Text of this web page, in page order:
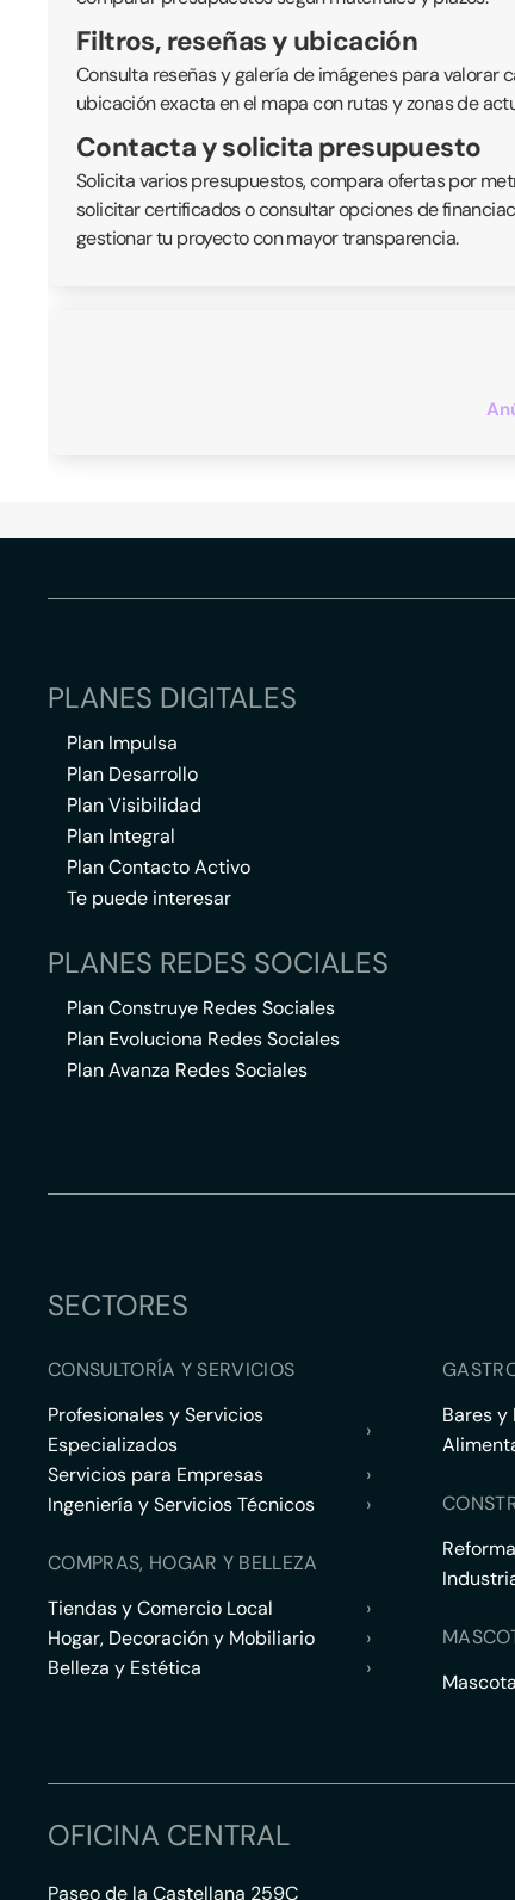
Filtros, reseñas y ubicación
Consulta reseñas y galería de imágenes para valorar
ubicación exacta en el mapa con rutas y zonas de
Contacta y solicita presupuesto
Solicita varios presupuestos, compara ofertas por
solicitar certificados o consultar opciones de
gestionar tu proyecto con mayor transparencia.
PLANES DIGITALES
Plan Impulsa
Plan Desarrollo
Plan Visibilidad
Plan Integral
Plan Contacto Activo
Te puede interesar
PLANES REDES SOCIALES
Plan Construye Redes Sociales
Plan Evoluciona Redes Sociales
Plan Avanza Redes Sociales
SECTORES
CONSULTORÍA Y SERVICIOS
Profesionales y Servicios
Especializados
›
Servicios para Empresas
›
Ingeniería y Servicios Técnicos
›
COMPRAS, HOGAR Y BELLEZA
Tiendas y Comercio Local
›
Hogar, Decoración y Mobiliario
›
Belleza y Estética
›
Bares y
OFICINA CENTRAL
Paseo de la Castellana 259C